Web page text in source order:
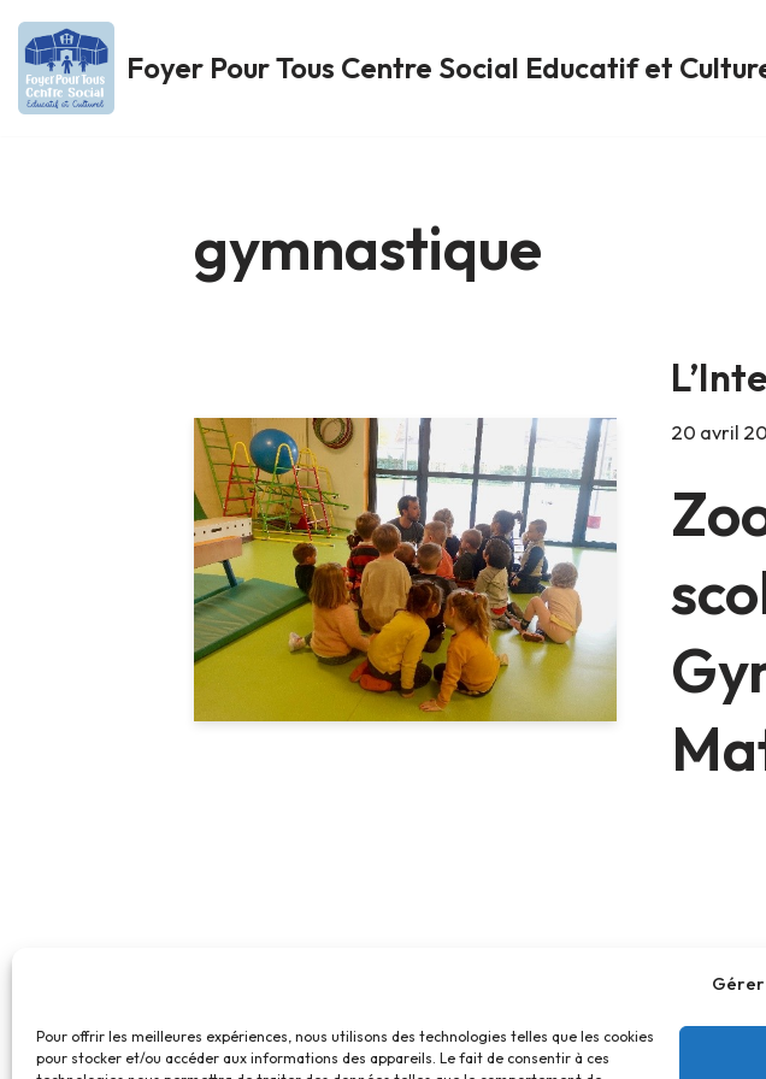
Pour offrir les meilleures expériences, nous utilisons des technologies telles que les cookies
pour stocker et/ou accéder aux informations des appareils. Le fait de consentir à ces
Aller
au
Foyer Pour Tous Centre Social Educatif et
gymnastique
20 avril